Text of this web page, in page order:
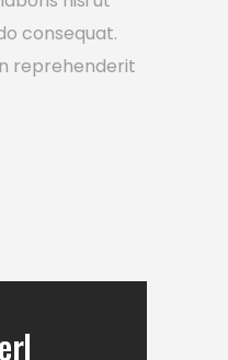
consequat.
reprehenderit